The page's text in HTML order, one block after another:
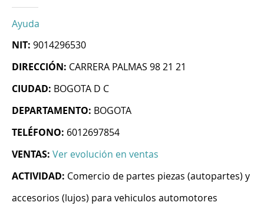
Ayuda
NIT: 9014296530
DIRECCIÓN: CARRERA PALMAS 98 21 21
CIUDAD: BOGOTA D C
DEPARTAMENTO: BOGOTA
TELÉFONO: 6012697854
VENTAS: Ver evolución en ventas
ACTIVIDAD: Comercio de partes piezas (autopartes) y
accesorios (lujos) para vehiculos automotores